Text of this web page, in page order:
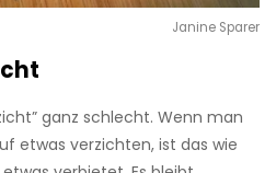
Janine Sparer
ganz schlecht. Wenn man
etwas verzichten, ist das wie